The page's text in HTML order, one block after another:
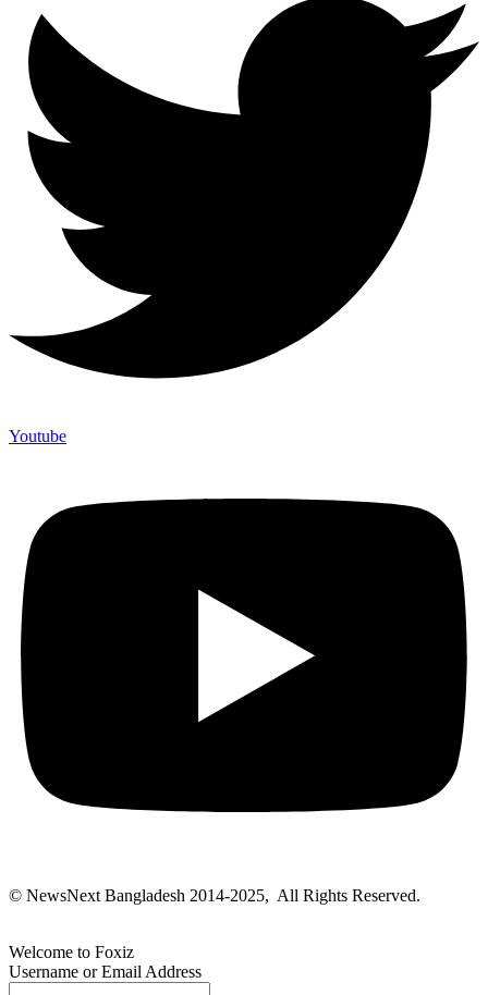
Youtube
© NewsNext Bangladesh 2014-2025, All Rights Reserved.
Welcome to Foxiz
Username or Email Address